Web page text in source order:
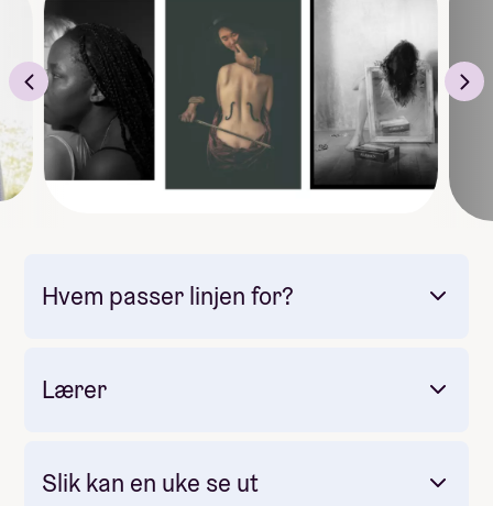
Du lærer deg om opphavsrett og hvordan man tar
betalt som fotograf. Det inngår også en del om
fotografens økonomi og hvordan man skal tenke om
man vil «starte selv», altså arbeide som frilansende
fotograf.
Obs: Obligatorisk enkel opptaksprøve – les mer
Hvem passer linjen for?
Det fotografiske håndverket og å bli venn
Lærer
Slik kan en uke se ut